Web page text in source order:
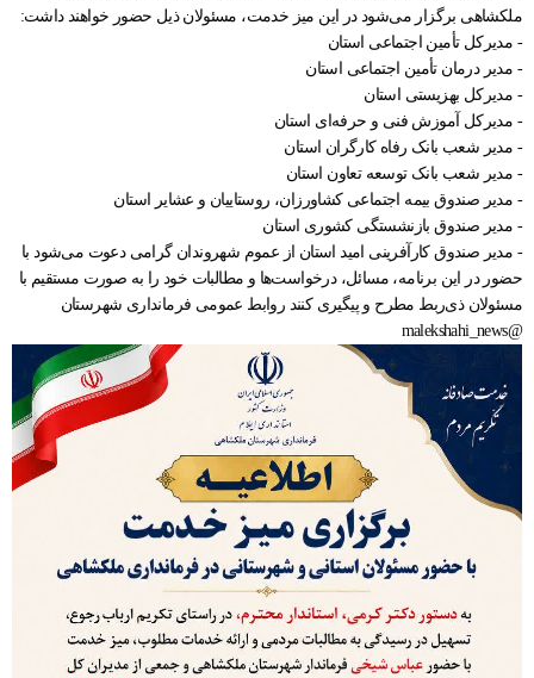
ملکشاهی برگزار می‌شود در این میز خدمت، مسئولان ذیل حضور خواهند داشت:
- مدیرکل تأمین اجتماعی استان
- مدیر درمان تأمین اجتماعی استان
- مدیرکل بهزیستی استان
- مدیرکل آموزش فنی و حرفه‌ای استان
- مدیر شعب بانک رفاه کارگران استان
- مدیر شعب بانک توسعه تعاون استان
- مدیر صندوق بیمه اجتماعی کشاورزان، روستاییان و عشایر استان
- مدیر صندوق بازنشستگی کشوری استان
- مدیر صندوق کارآفرینی امید استان از عموم شهروندان گرامی دعوت می‌شود با
حضور در این برنامه، مسائل، درخواست‌ها و مطالبات خود را به صورت مستقیم با
مسئولان ذی‌ربط مطرح و پیگیری کنند روابط عمومی فرمانداری شهرستان
@malekshahi_news